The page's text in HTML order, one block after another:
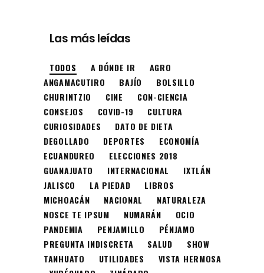
Las más leídas
TODOS A DÓNDE IR
AGRO
ANGAMACUTIRO
BAJÍO
BOLSILLO
CHURINTZIO
CINE
CON-CIENCIA
CONSEJOS
COVID-19
CULTURA
CURIOSIDADES
DATO DE DIETA
DEGOLLADO
DEPORTES
ECONOMÍA
ECUANDUREO
ELECCIONES 2018
GUANAJUATO
INTERNACIONAL
IXTLÁN
JALISCO
LA PIEDAD
LIBROS
MICHOACÁN
NACIONAL
NATURALEZA
NOSCE TE IPSUM
NUMARÁN
OCIO
PANDEMIA
PENJAMILLO
PÉNJAMO
PREGUNTA INDISCRETA
SALUD
SHOW
TANHUATO
UTILIDADES
VISTA HERMOSA